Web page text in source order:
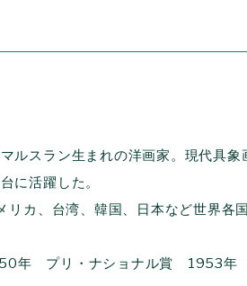
ルスラン生まれの洋画家。現代具象
に活躍した。
カ、台湾、韓国、日本など世界各
年 プリ・ナショナル賞 1953年